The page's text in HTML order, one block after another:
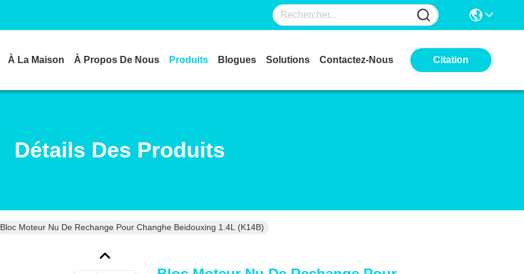
À La Maison À Propos De Nous Produits Blogues Solutions Contactez-Nous Citation
Détails Des Produits
Bloc Moteur Nu De Rechange Pour Changhe Beidouxing 1.4L (K14B)